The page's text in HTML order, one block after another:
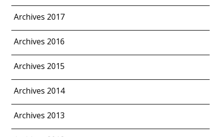
Archives 2017
Archives 2016
Archives 2015
Archives 2014
Archives 2013